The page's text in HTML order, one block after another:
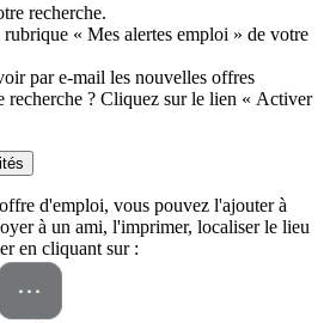
recherche.
« Mes alertes emploi » de votre
par e-mail les nouvelles offres
recherche ? Cliquez sur le lien « Activer
d'emploi, vous pouvez l'ajouter à
à un ami, l'imprimer, localiser le lieu
en cliquant sur :